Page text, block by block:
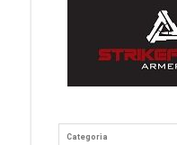
Categoria